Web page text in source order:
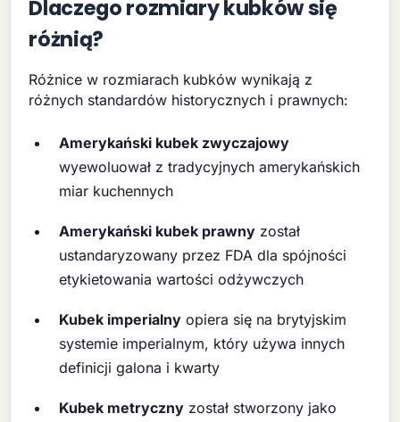
Dlaczego rozmiary kubków się
różnią?
Różnice w rozmiarach kubków wynikają z
różnych standardów historycznych i prawnych:
Amerykański kubek zwyczajowy
wyewoluował z tradycyjnych amerykańskich
miar kuchennych
Amerykański kubek prawny został
ustandaryzowany przez FDA dla spójności
etykietowania wartości odżywczych
Kubek imperialny opiera się na brytyjskim
systemie imperialnym, który używa innych
definicji galona i kwarty
Kubek metryczny został stworzony jako